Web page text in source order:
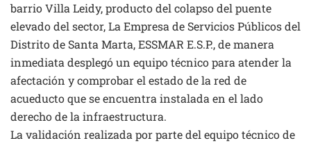
barrio Villa Leidy, producto del colapso del puente
elevado del sector, La Empresa de Servicios Públicos del
Distrito de Santa Marta, ESSMAR E.S.P., de manera
inmediata desplegó un equipo técnico para atender la
afectación y comprobar el estado de la red de
acueducto que se encuentra instalada en el lado
derecho de la infraestructura.
La validación realizada por parte del equipo técnico de